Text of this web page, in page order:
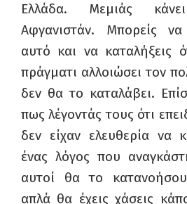
Ελλάδα. Μεμιάς
Αφγανιστάν. Μπορείς
αυτό και να καταλήξεις
πράγματι αλλοιώσει τον
δεν θα το καταλάβει.
πως λέγοντάς τους ότι
δεν είχαν ελευθερία να
ένας λόγος που
αυτοί θα το
απλά θα έχεις χάσεις